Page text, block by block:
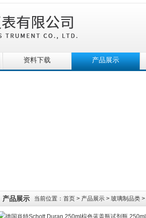
资料下载 产品展示
产品展示 当前位置： 首页 > 产品展示 > 玻璃制品类 >